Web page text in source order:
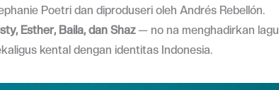
Poetri dan diproduseri oleh Andrés Rebellón.
Esther, Baila, dan Shaz— no na menghadirkan lagu
kental dengan identitas Indonesia.